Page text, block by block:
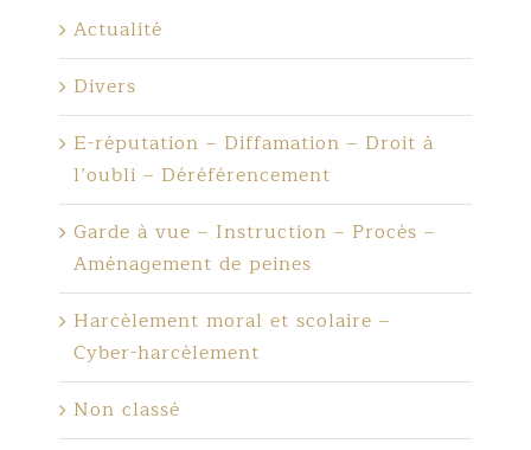
Actualité
Divers
E-réputation – Diffamation – Droit à
l’oubli – Déréférencement
Garde à vue – Instruction – Procès –
Aménagement de peines
Harcèlement moral et scolaire –
Cyber-harcèlement
Non classé